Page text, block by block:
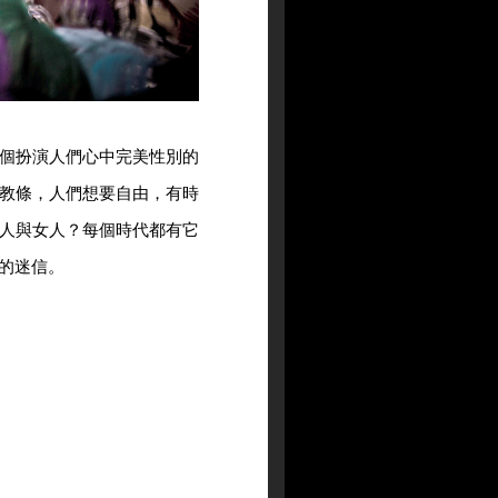
扮演人們心中完美性別的
條，人們想要自由，有時
與女人？每個時代都有它
迷信。